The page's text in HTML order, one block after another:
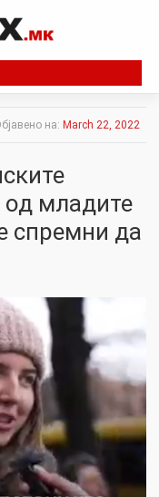
на: March 22, 2022
младите
спремни да